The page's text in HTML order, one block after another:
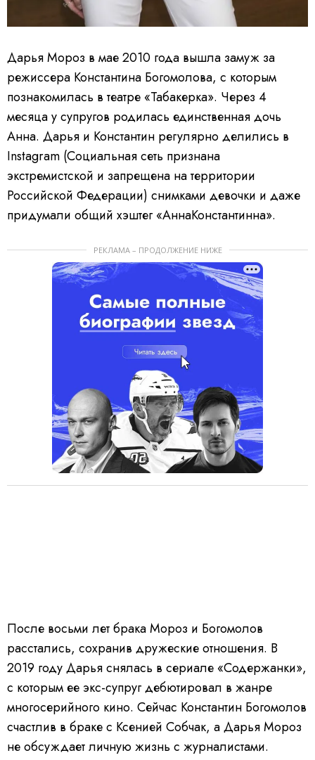
Дарья Мороз в мае 2010 года вышла замуж за
режиссера Константина Богомолова, с которым
познакомилась в театре «Табакерка». Через 4
месяца у супругов родилась единственная дочь
Анна. Дарья и Константин регулярно делились в
Instagram (Социальная сеть признана
экстремистской и запрещена на территории
Российской Федерации) снимками девочки и даже
придумали общий хэштег «АннаКонстантинна».
РЕКЛАМА – ПРОДОЛЖЕНИЕ НИЖЕ
После восьми лет брака Мороз и Богомолов
расстались, сохранив дружеские отношения. В
2019 году Дарья снялась в сериале «Содержанки»,
с которым ее экс-супруг дебютировал в жанре
многосерийного кино. Сейчас Константин Богомолов
счастлив в браке с Ксенией Собчак, а Дарья Мороз
не обсуждает личную жизнь с журналистами.